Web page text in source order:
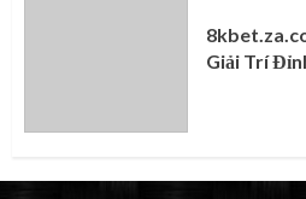
Giải Trí